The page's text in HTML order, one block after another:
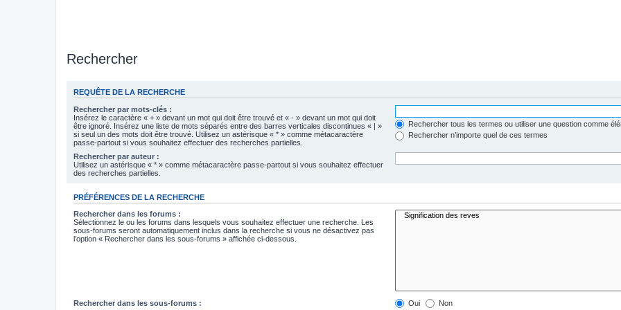
Rechercher
REQUÊTE DE LA RECHERCHE
Rechercher par mots-clés :
Insérez le caractère « + » devant un mot qui doit être trouvé et « - » devant un mot qui doit
être ignoré. Insérez une liste de mots séparés entre des barres verticales discontinues « | »
si seul un des mots doit être trouvé. Utilisez un astérisque « * » comme métacaractère
passe-partout si vous souhaitez effectuer des recherches partielles.
Rechercher tous les termes ou utiliser une question comme
Rechercher n’importe quel de ces termes
Rechercher par auteur :
Utilisez un astérisque « * » comme métacaractère passe-partout si vous souhaitez effectuer
des recherches partielles.
PRÉFÉRENCES DE LA RECHERCHE
Rechercher dans les forums :
Sélectionnez le ou les forums dans lesquels vous souhaitez effectuer une recherche. Les
sous-forums seront automatiquement inclus dans la recherche si vous ne désactivez pas
l’option « Rechercher dans les sous-forums » affichée ci-dessous.
Rechercher dans les sous-forums : Oui Non